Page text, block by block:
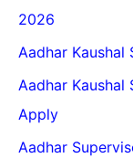
2026
Aadhar Kaushal
Aadhar Kaushal
Apply
Aadhar